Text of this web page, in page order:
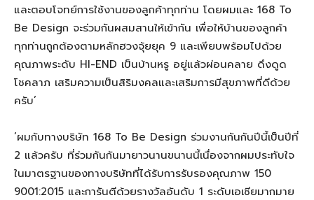
และตอบโจทย์การใช้งานของลูกค้าทุกท่าน โดยผมและ 168 To
Be Desigก จะร่วมกันผสมสานให้เข้ากัน เพื่อให้บ้านของลูกค้า
ทุกท่านถูกต้องตามหลักฮวงจุ้ยยุค 9 และเพียบพร้อมไปด้วย
คุณภาพระดับ HI-END เป็นบ้านหรู อยู่แล้วผ่อนคลาย ดึงดูด
โชคลาภ เสริมความเป็นสิริมงคลและเสริมการมีสุขภาพที่ดีด้วย
ครับ’
‘ผมกับทางบริษัท 168 To Be Design ร่วมงานกันกันปีนี้เป็นปีที่
2 แล้วครับ ที่ร่วมกันกันมายาวนานขนานนี้เนื่องจากผมประทับใจ
ในมาตรฐานของทางบริษัทที่ได้รับการรับรองคุณภาพ 150
9001:2015 และการันตีด้วยรางวัลอันดับ 1 ระดับเอเชียมากมาย